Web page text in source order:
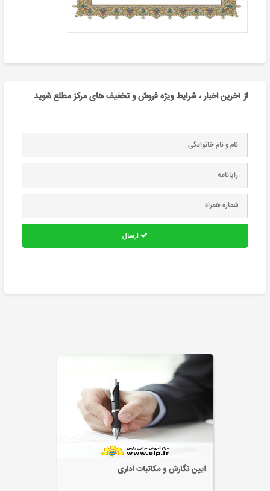
از آخرین اخبار ، شرایط ویژه فروش و تخفیف های مرکز مطلع شوید
ارسال
آیین نگارش و مکاتبات اداری